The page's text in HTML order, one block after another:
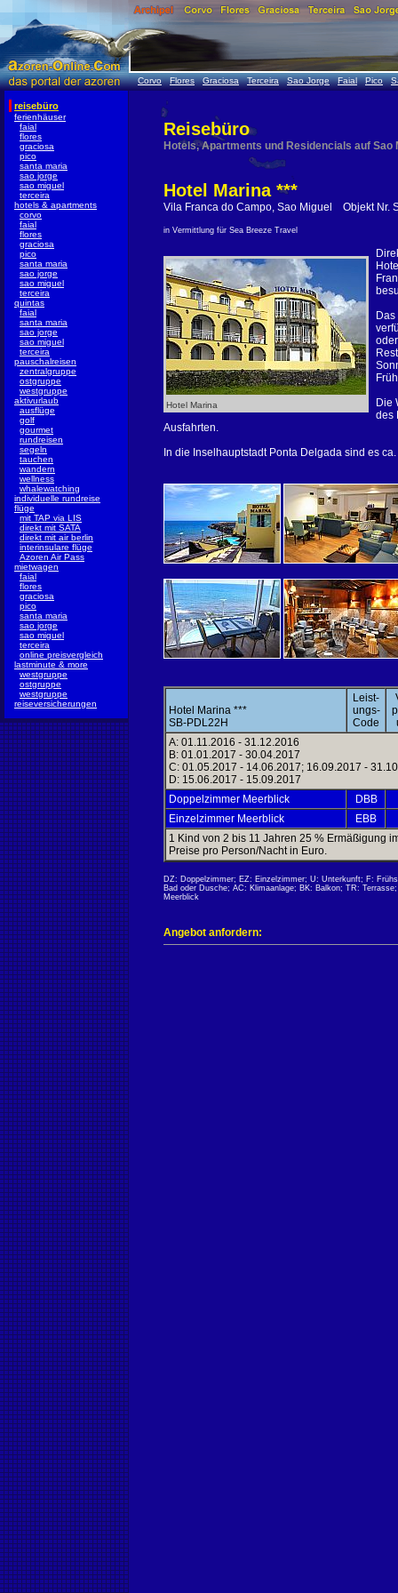
Corvo Flores Graciosa Terceira Sao Jorge Faial Pico
reisebüro
ferienhäuser
faial
flores
graciosa
pico
santa maria
sao jorge
sao miguel
terceira
hotels & apartments
corvo
faial
flores
graciosa
pico
santa maria
sao jorge
sao miguel
terceira
quintas
faial
santa maria
sao jorge
sao miguel
terceira
pauschalreisen
zentralgruppe
ostgruppe
westgruppe
aktivurlaub
ausflüge
golf
gourmet
rundreisen
segeln
tauchen
wandern
wellness
whalewatching
individuelle rundreise
flüge
mit TAP via LIS
direkt mit SATA
direkt mit air berlin
interinsulare flüge
Azoren Air Pass
mietwagen
faial
flores
graciosa
pico
santa maria
sao jorge
sao miguel
terceira
online preisvergleich
lastminute & more
westgruppe
ostgruppe
westgruppe
reiseversicherungen
Reisebüro
Hotels, Apartments und Residencials auf Sao
Hotel Marina ***
Vila Franca do Campo, Sao Miguel Objekt Nr.
in Vermittlung für Sea Breeze Travel
Hotel Marina
Die
des
Ausfahrten.
In die Inselhauptstadt Ponta Delgada sind es
Hotel Marina ***
SB-PDL22H
Leist-
ungs-
Code
A: 01.11.2016 - 31.12.2016
B: 01.01.2017 - 30.04.2017
C: 01.05.2017 - 14.06.2017; 16.09.2017 -
D: 15.06.2017 - 15.09.2017
Doppelzimmer Meerblick
DBB
Einzelzimmer Meerblick
EBB
1 Kind von 2 bis 11 Jahren 25 % Ermäßigung
Preise pro Person/Nacht in Euro.
DZ: Doppelzimmer; EZ: Einzelzimmer; U: Unterkunft; F:
Bad oder Dusche; AC: Klimaanlage; BK: Balkon; TR:
Meerblick
Angebot anfordern: